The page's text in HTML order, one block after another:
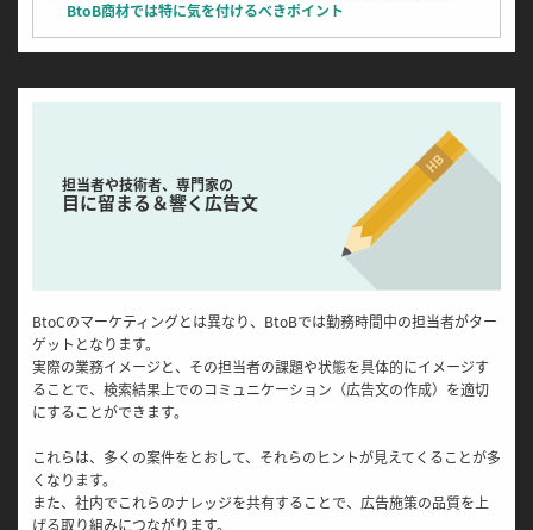
BtoB商材では特に気を付けるべきポイント
担当者や技術者、専門家の
目に留まる＆響く広告文
BtoCのマーケティングとは異なり、BtoBでは勤務時間中の担当者がター
ゲットとなります。
実際の業務イメージと、その担当者の課題や状態を具体的にイメージす
ることで、検索結果上でのコミュニケーション（広告文の作成）を適切
にすることができます。
これらは、多くの案件をとおして、それらのヒントが見えてくることが多
くなります。
また、社内でこれらのナレッジを共有することで、広告施策の品質を上
げる取り組みにつながります。